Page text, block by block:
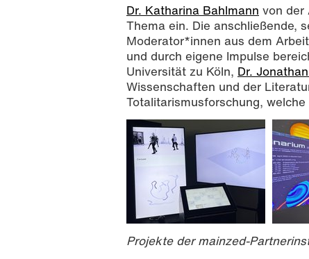
Dr. Katharina Bahlmann von der
Thema ein. Die anschließende,
Moderator*innen aus dem
und durch eigene Impulse
Universität zu Köln, Dr.
Wissenschaften und der
Totalitarismusforschung,
Projekte der mainzed-